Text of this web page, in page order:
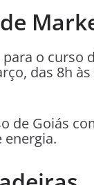
o curso
das 8h às
de Goiás
energia.